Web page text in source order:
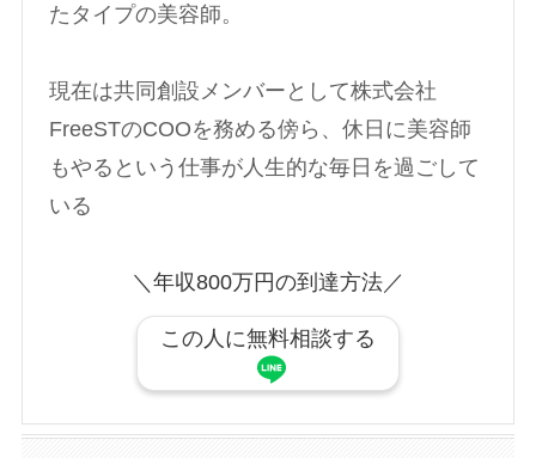
たタイプの美容師。
現在は共同創設メンバーとして株式会社
FreeSTのCOOを務める傍ら、休日に美容師
もやるという仕事が人生的な毎日を過ごして
いる
＼年収800万円の到達方法／
この人に無料相談する